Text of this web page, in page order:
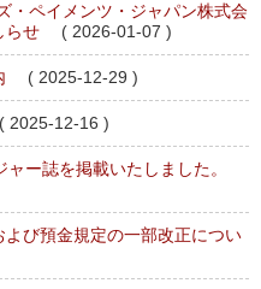
・ペイメンツ・ジャパン株式会
らせ
( 2026-01-07 )
( 2025-12-29 )
12-16 )
ー誌を掲載いたしました。
び預金規定の一部改正につい